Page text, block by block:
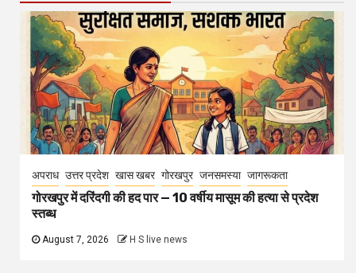
अपराध उत्तर प्रदेश खास खबर गोरखपुर जनसमस्या जागरूकता
गोरखपुर में दरिंदगी की हद पार — 10 वर्षीय मासूम की हत्या से प्रदेश
स्तब्ध
August 7, 2026 H S live news